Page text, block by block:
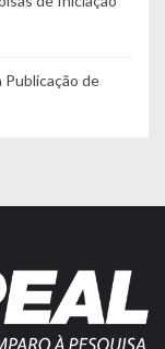
Publicação de